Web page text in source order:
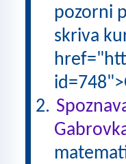
pozorni
skriva